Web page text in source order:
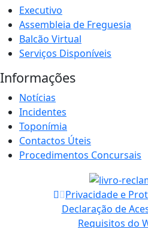
Executivo
Assembleia de Freguesia
Balcão Virtual
Serviços Disponíveis
Informações
Notícias
Incidentes
Toponímia
Contactos Úteis
Procedimentos Concursais
Privacidade e
Declaração de
Requisitos do